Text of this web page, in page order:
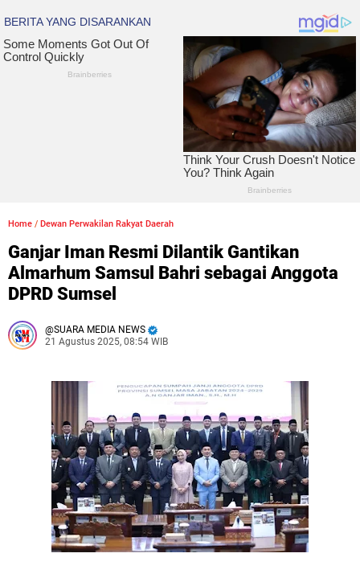
Home / Dewan Perwakilan Rakyat Daerah
Ganjar Iman Resmi Dilantik Gantikan
Almarhum Samsul Bahri sebagai Anggota
DPRD Sumsel
SUARA MEDIA NEWS
21 Agustus 2025, 08:54 WIB